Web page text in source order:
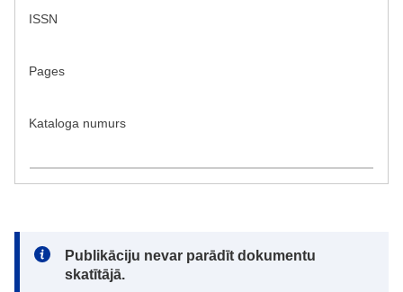
ISSN
Pages
Kataloga numurs
Note:
Publikāciju nevar parādīt dokumentu
skatītājā.